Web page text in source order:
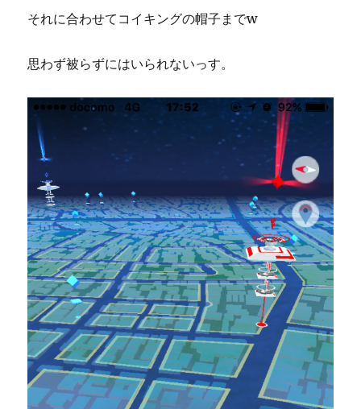
それに合わせてコイキングの帽子までw
思わず被らずにはいられないっす。